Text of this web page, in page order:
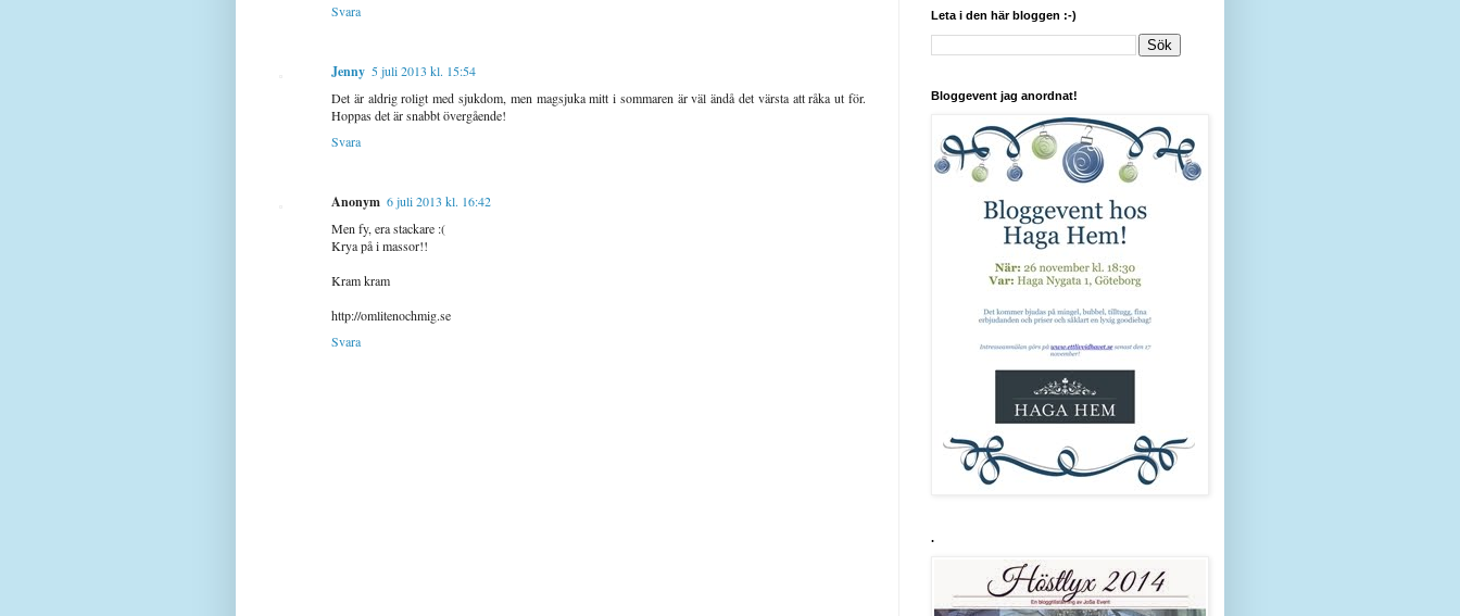
Svara
Jenny 5 juli 2013 kl. 15:54
Det är aldrig roligt med sjukdom, men magsjuka mitt i sommaren är väl ändå det värsta att råka ut för.
Hoppas det är snabbt övergående!
Svara
Anonym 6 juli 2013 kl. 16:42
Men fy, era stackare :(
Krya på i massor!!
Kram kram
http://omlitenochmig.se
Svara
Leta i den här bloggen :-)
Bloggevent jag anordnat!
.